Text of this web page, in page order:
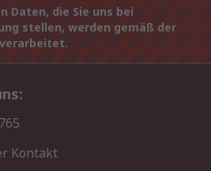
Daten, die Sie uns bei
stellen, werden gemäß der
verarbeitet.
Kontakt